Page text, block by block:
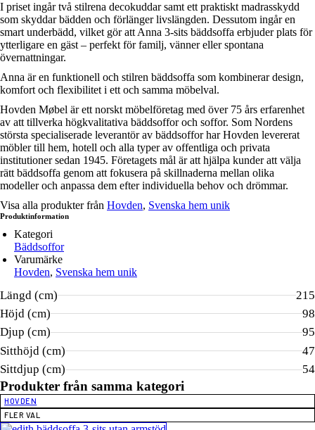
I priset ingår två stilrena decokuddar samt ett praktiskt madrasskydd
som skyddar bädden och förlänger livslängden. Dessutom ingår en
smart underbädd, vilket gör att Anna 3-sits bäddsoffa erbjuder plats för
ytterligare en gäst – perfekt för familj, vänner eller spontana
övernattningar.
Anna är en funktionell och stilren bäddsoffa som kombinerar design,
komfort och flexibilitet i ett och samma möbelval.
Hovden Møbel är ett norskt möbelföretag med över 75 års erfarenhet
av att tillverka högkvalitativa bäddsoffor och soffor. Som Nordens
största specialiserade leverantör av bäddsoffor har Hovden levererat
möbler till hem, hotell och alla typer av offentliga och privata
institutioner sedan 1945. Företagets mål är att hjälpa kunder att välja
rätt bäddsoffa genom att fokusera på skillnaderna mellan olika
modeller och anpassa dem efter individuella behov och drömmar.
Visa alla produkter från Hovden, Svenska hem unik
Produktinformation
Kategori
Bäddsoffor
Varumärke
Hovden, Svenska hem unik
Längd (cm)
215
Höjd (cm)
98
Djup (cm)
95
Sitthöjd (cm)
47
Sittdjup (cm)
54
Produkter från samma kategori
HOVDEN
FLER VAL